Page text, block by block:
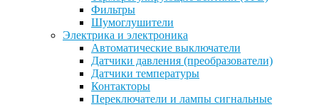
Фильтры
Шумоглушители
Электрика и электроника
Автоматические выключатели
Датчики давления (преобразователи)
Датчики температуры
Контакторы
Переключатели и лампы сигнальные